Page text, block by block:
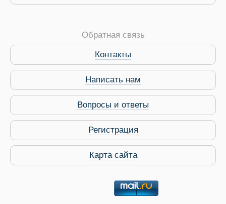
Виза в Индию
Обратная связь
Контакты
Написать нам
Вопросы и ответы
Регистрация
Карта сайта